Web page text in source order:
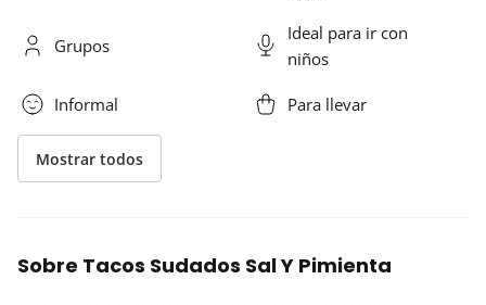
Grupos
Ideal para ir con
niños
Informal Para llevar
Mostrar todos
Sobre Tacos Sudados Sal Y Pimienta